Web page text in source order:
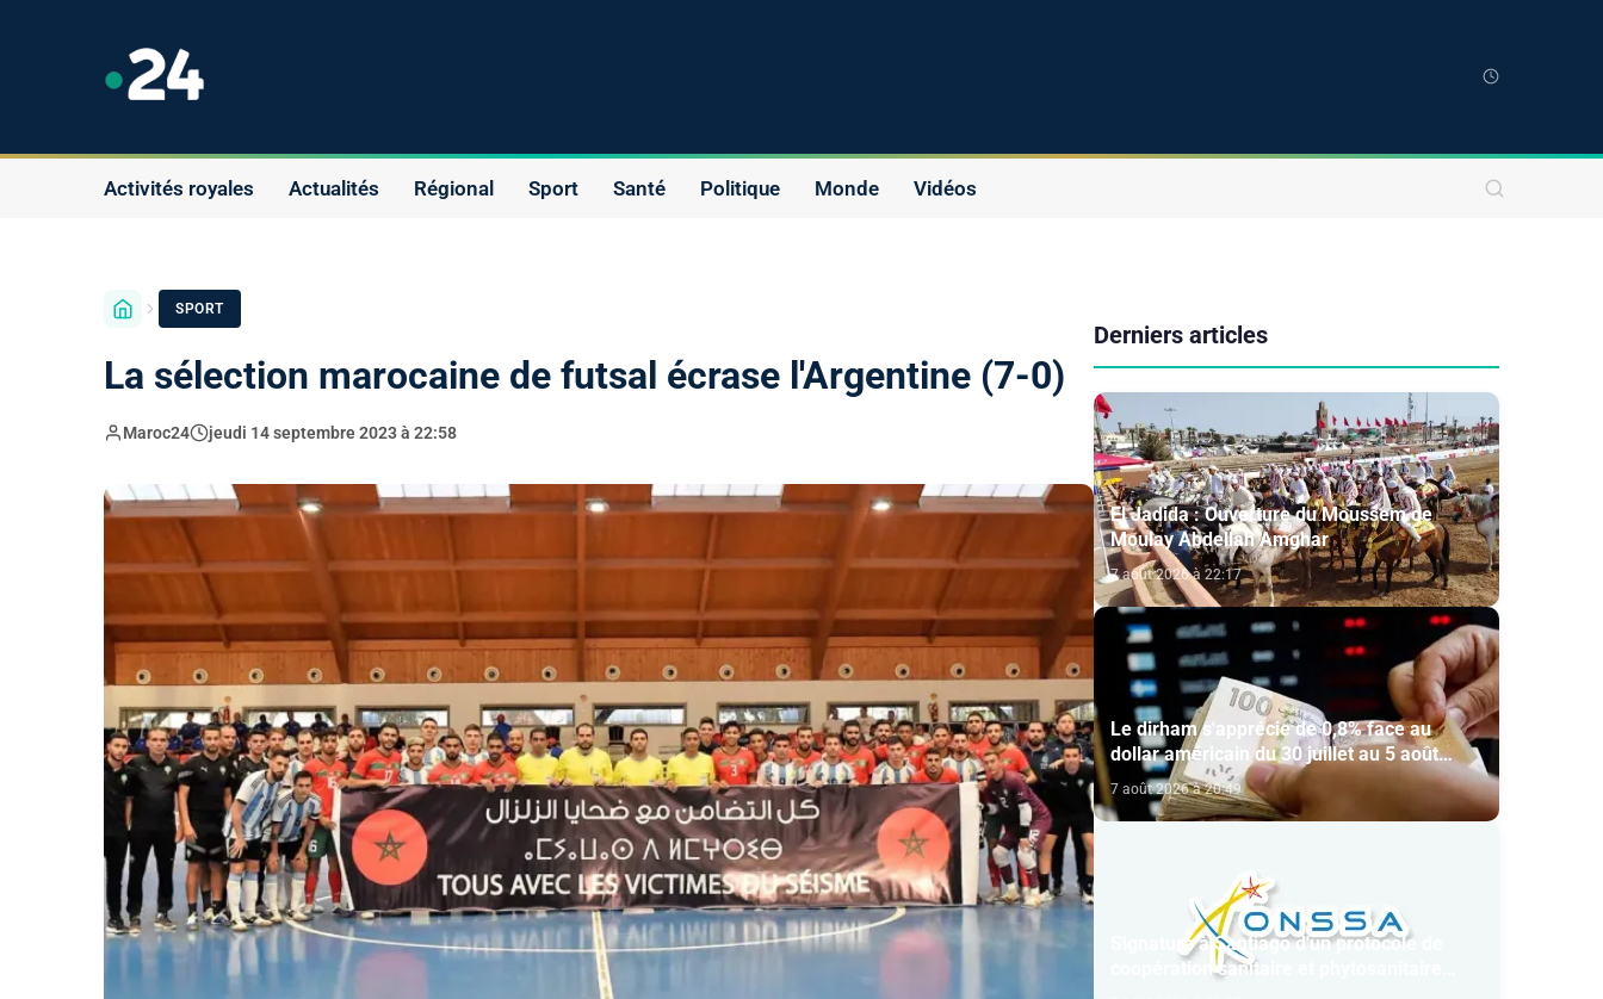
Activités royales Actualités Régional Sport Santé Politique Monde Vidéos
SPORT
La sélection marocaine de futsal écrase l'Argentine (7-0)
Maroc24 jeudi 14 septembre 2023 à 22:58
Derniers articles
El Jadida : Ouverture du Moussem de
Moulay Abdellah Amghar
7 août 2026 à 22:17
Le dirham s'apprécie de 0,8% face au
dollar américain du 30 juillet au 5 août
(BAM)
7 août 2026 à 20:49
Signature à Santiago d'un protocole de
coopération sanitaire et phytosanitaire